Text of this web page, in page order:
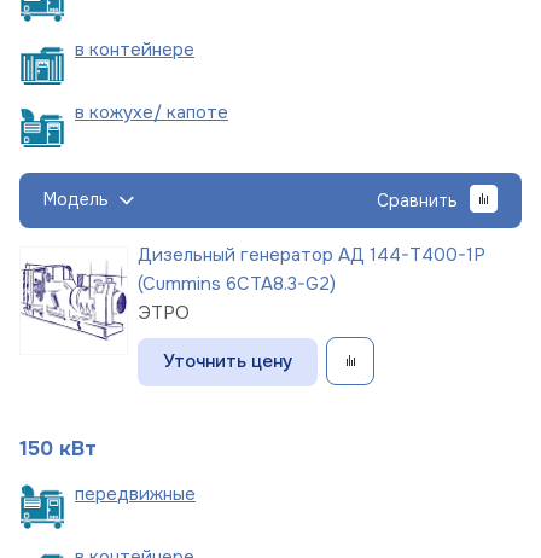
в контейнере
в кожухе/ капоте
Модель Сравнить
Дизельный генератор АД 144-Т400-1Р
(Cummins 6CTA8.3-G2)
ЭТРО
Уточнить цену
150 кВт
передвижные